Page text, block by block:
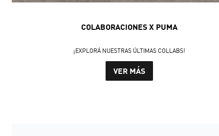
COLABORACIONES X PUMA
¡EXPLORÁ NUESTRAS ÚLTIMAS COLLABS!
VER MÁS